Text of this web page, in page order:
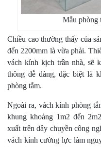
Mẫu phòng
Chiều cao thường thấy của
đến 2200mm là vừa phải.
vách kính kịch trần nhà, sẽ
thông dễ dàng, đặc biệt là
phòng tắm.
Ngoài ra, vách kính phòng
khung khoảng 1m2 đến
xuất trên dây chuyền công
vách kính cường lực làm